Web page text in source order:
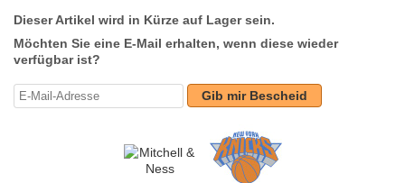
Dieser Artikel wird in Kürze auf Lager sein.
Möchten Sie eine E-Mail erhalten, wenn diese wieder
verfügbar ist?
Gib mir Bescheid